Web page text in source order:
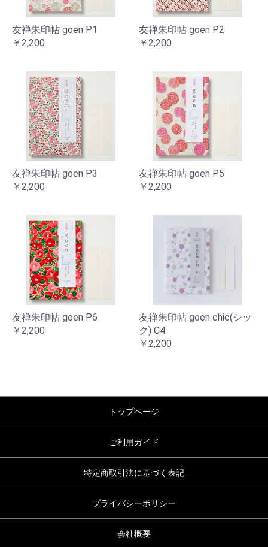
友禅朱印帖 goen P1
￥2,200
友禅朱印帖 goen P2
￥2,200
友禅朱印帖 goen P3
￥2,200
友禅朱印帖 goen P5
￥2,200
友禅朱印帖 goen P6
￥2,200
友禅朱印帖 goen chic(シッ
ク) C4
￥2,200
トップページ
ご利用ガイド
特定商取引法に基づく表記
プライバシーポリシー
会社概要